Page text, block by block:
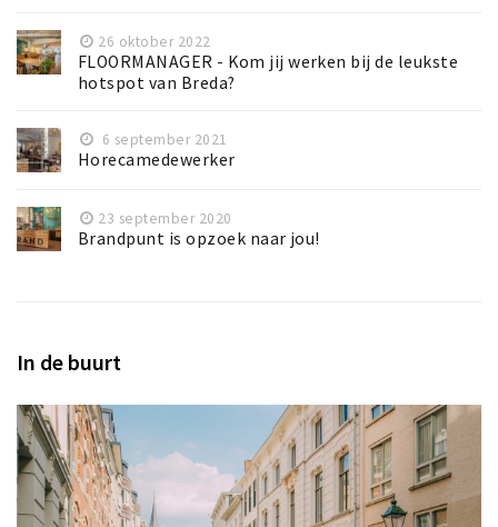
26 oktober 2022
FLOORMANAGER - Kom jij werken bij de leukste
hotspot van Breda?
6 september 2021
Horecamedewerker
23 september 2020
Brandpunt is opzoek naar jou!
In de buurt